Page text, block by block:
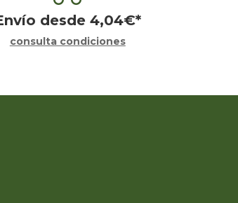
desde 4,04€*
consulta condiciones